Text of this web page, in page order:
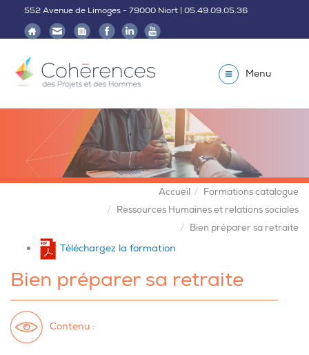
552 Avenue de Limoges - 79000 Niort | 05.49.09.05.36
Menu
Accueil
Formations catalogue
Ressources Humaines et relations sociales
Bien préparer sa retraite
Téléchargez la formation
Bien préparer sa retraite
Contenu :